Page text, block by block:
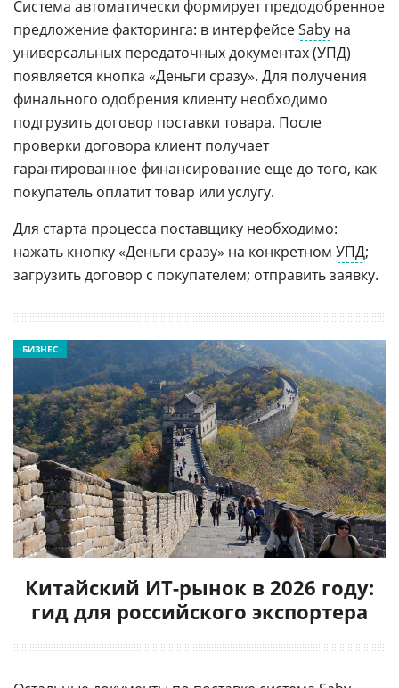
Система автоматически формирует предодобренное
предложение факторинга: в интерфейсеSaby на
универсальных передаточных документах (УПД)
появляется кнопка «Деньги сразу». Для получения
финального одобрения клиенту необходимо
подгрузить договор поставки товара. После
проверки договора клиент получает
гарантированное финансирование еще до того, как
покупатель оплатит товар или услугу.
Для старта процесса поставщику необходимо:
нажать кнопку «Деньги сразу» на конкретном УПД;
загрузить договор с покупателем; отправить заявку.
Китайский ИТ-рынок в 2026 году:
гид для российского экспортера
БИЗНЕС